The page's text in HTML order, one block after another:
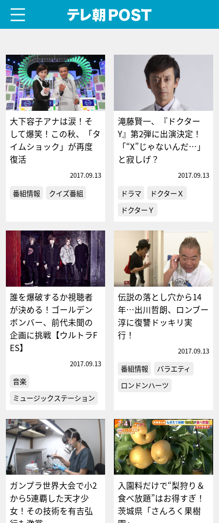
大下容子アナは涙！そ
して爆笑！この秋、「タ
イムショック」が再度
復活
2017.09.13
番組情報 クイズ番組
滝藤賢一、『ドクター
Y』第2弾に出演決定！
「“X”じゃないんだ…」
と寂しげ？
2017.09.13
ドラマ
ドクターＸ
ドクターＹ
誰を爆破するか視聴者
が決める！ゴールデン
ボンバー、前代未聞の
企画に挑戦【ウルトラF
ES】
2017.09.13
音楽
ミュージックステーション
伝説の落とし穴から14
年…出川哲朗、ロンブー
淳に復讐ドッキリ実
行！
2017.09.13
番組情報
バラエティ
ロンドンハーツ
ガンプラ世界大会で小2
から5連覇した天才少
女！その技術を有吉弘
入園料だけで“梨狩り＆
食べ放題”はお得すぎ！
茨城県「さんろく果樹